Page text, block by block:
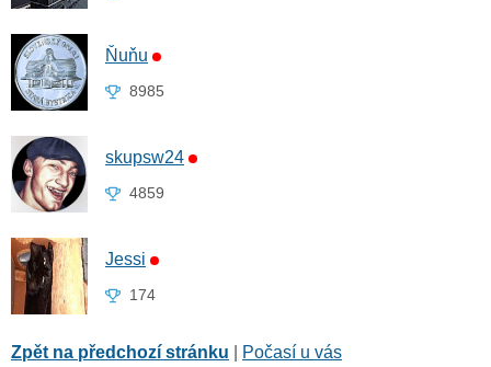
Ňuňu
8985
skupsw24
4859
Jessi
174
Zpět na předchozí stránku Počasí u vás